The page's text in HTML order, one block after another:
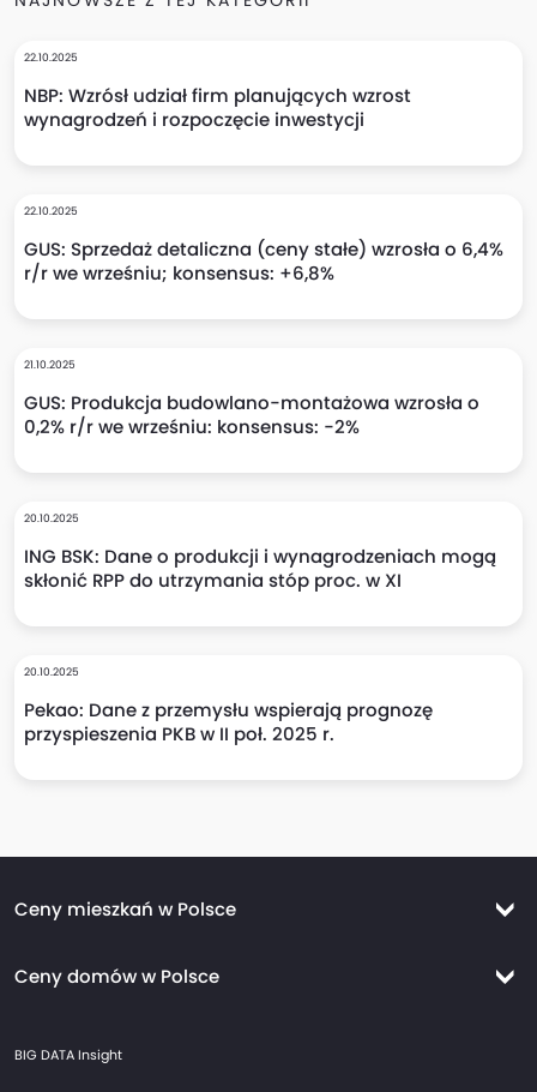
22.10.2025
NBP: Wzrósł udział firm planujących wzrost
wynagrodzeń i rozpoczęcie inwestycji
22.10.2025
GUS: Sprzedaż detaliczna (ceny stałe) wzrosła o 6,4%
r/r we wrześniu; konsensus: +6,8%
21.10.2025
GUS: Produkcja budowlano-montażowa wzrosła o
0,2% r/r we wrześniu: konsensus: -2%
20.10.2025
ING BSK: Dane o produkcji i wynagrodzeniach mogą
skłonić RPP do utrzymania stóp proc. w XI
20.10.2025
Pekao: Dane z przemysłu wspierają prognozę
przyspieszenia PKB w II poł. 2025 r.
Ceny mieszkań w Polsce
Ceny mieszkań Kraków
Ceny domów w Polsce
Ceny domów Kraków
BIG DATA Insight